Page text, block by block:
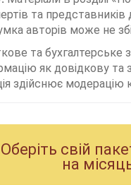
та
авторів може не
та
як довідкову та
здійснює модерацію
Оберiть свiй
на